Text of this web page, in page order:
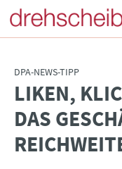
DPA-NEWS-TIPP
:LIKEN,
DAS